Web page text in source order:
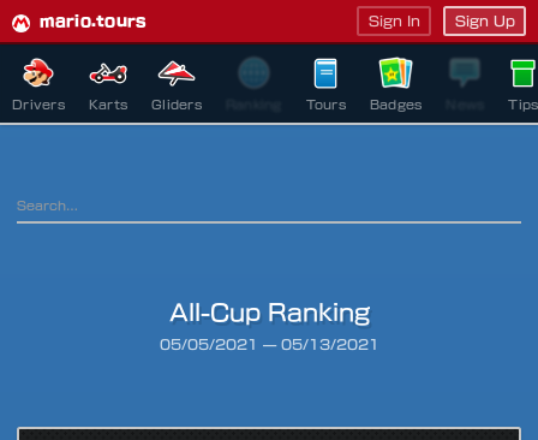
mario.tours Sign In Sign Up
Drivers Karts Gliders Tours Badges Tips
All-Cup Ranking
05/05/2021 — 05/13/2021